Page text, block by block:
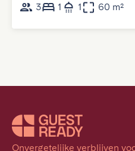
3
1 1 60 m²
Onvergetelijke verblijven